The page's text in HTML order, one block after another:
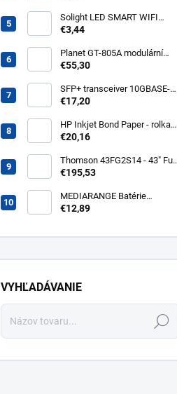
Solight LED SMART WIFI
žiarovka, GU10, 5W, RGB,
€3,44
Planet GT-805A modulární
konvertor Gigabit
805A
€55,30
SFP+ transceiver 10GBASE-
SR/SW, multirate, MM, OM3-
850nm VCSEL, LC dup., DMI ,
DELL komp.. SFP-PLUS-SR-
€17,20
HP Inkjet Bond Paper - rolka
24'' Q1396A
€20,16
Thomson 43FG2S14 - 43" Full
HD, Google TV, LED, čierny
€195,53
MEDIARANGE Batérie
nabíjateľné AAA, USB-C, 4ks
€12,89
VYHĽADÁVANIE
Hľadať